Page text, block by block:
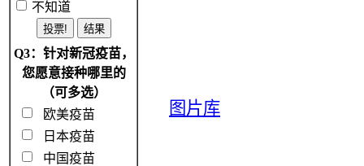
不知道
Q3：针对新冠疫苗，
您愿意接种哪里的
（可多选）
欧美疫苗
日本疫苗
中国疫苗
图片库